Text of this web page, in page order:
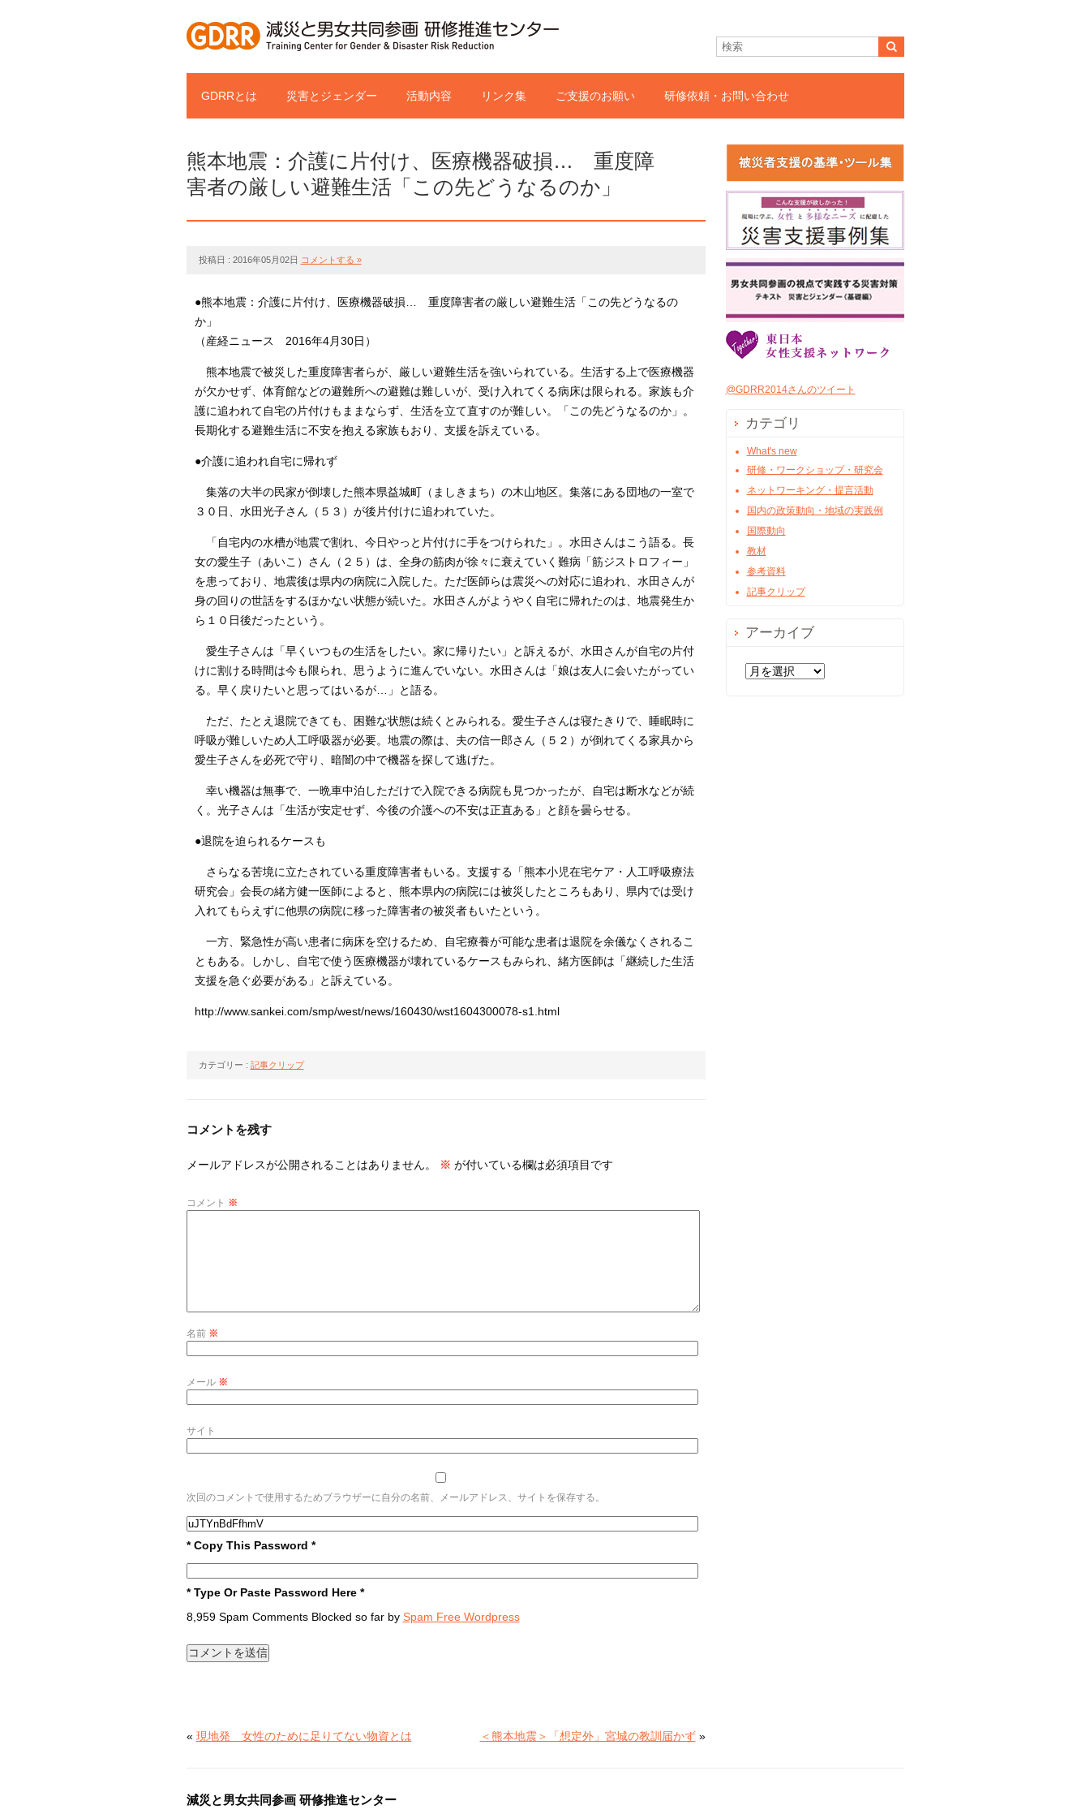
GDRRとは 災害とジェンダー 活動内容 リンク集 ご支援のお願い 研修依頼・お問い合わせ
熊本地震：介護に片付け、医療機器破損… 重度障
害者の厳しい避難生活「この先どうなるのか」
投稿日 : 2016年05月02日 コメントする »
●熊本地震：介護に片付け、医療機器破損… 重度障害者の厳しい避難生活「この先どうなるの
か」
（産経ニュース 2016年4月30日）
熊本地震で被災した重度障害者らが、厳しい避難生活を強いられている。生活する上で医療機器
が欠かせず、体育館などの避難所への避難は難しいが、受け入れてくる病床は限られる。家族も介
護に追われて自宅の片付けもままならず、生活を立て直すのが難しい。「この先どうなるのか」。
長期化する避難生活に不安を抱える家族もおり、支援を訴えている。
●介護に追われ自宅に帰れず
集落の大半の民家が倒壊した熊本県益城町（ましきまち）の木山地区。集落にある団地の一室で
３０日、水田光子さん（５３）が後片付けに追われていた。
「自宅内の水槽が地震で割れ、今日やっと片付けに手をつけられた」。水田さんはこう語る。長
女の愛生子（あいこ）さん（２５）は、全身の筋肉が徐々に衰えていく難病「筋ジストロフィー」
を患っており、地震後は県内の病院に入院した。ただ医師らは震災への対応に追われ、水田さんが
身の回りの世話をするほかない状態が続いた。水田さんがようやく自宅に帰れたのは、地震発生か
ら１０日後だったという。
愛生子さんは「早くいつもの生活をしたい。家に帰りたい」と訴えるが、水田さんが自宅の片付
けに割ける時間は今も限られ、思うように進んでいない。水田さんは「娘は友人に会いたがってい
る。早く戻りたいと思ってはいるが…」と語る。
ただ、たとえ退院できても、困難な状態は続くとみられる。愛生子さんは寝たきりで、睡眠時に
呼吸が難しいため人工呼吸器が必要。地震の際は、夫の信一郎さん（５２）が倒れてくる家具から
愛生子さんを必死で守り、暗闇の中で機器を探して逃げた。
幸い機器は無事で、一晩車中泊しただけで入院できる病院も見つかったが、自宅は断水などが続
く。光子さんは「生活が安定せず、今後の介護への不安は正直ある」と顔を曇らせる。
●退院を迫られるケースも
さらなる苦境に立たされている重度障害者もいる。支援する「熊本小児在宅ケア・人工呼吸療法
研究会」会長の緒方健一医師によると、熊本県内の病院には被災したところもあり、県内では受け
入れてもらえずに他県の病院に移った障害者の被災者もいたという。
一方、緊急性が高い患者に病床を空けるため、自宅療養が可能な患者は退院を余儀なくされるこ
ともある。しかし、自宅で使う医療機器が壊れているケースもみられ、緒方医師は「継続した生活
支援を急ぐ必要がある」と訴えている。
http://www.sankei.com/smp/west/news/160430/wst1604300078-s1.html
カテゴリー : 記事クリップ
コメントを残す
メールアドレスが公開されることはありません。 ※ が付いている欄は必須項目です
コメント ※
名前 ※
メール ※
サイト
次回のコメントで使用するためブラウザーに自分の名前、メールアドレス、サイトを保存する。
* Copy This Password *
* Type Or Paste Password Here *
8,959 Spam Comments Blocked so far by Spam Free Wordpress
« 現地発 女性のために足りてない物資とは ＜熊本地震＞「想定外」宮城の教訓届かず»
@GDRR2014さんのツイート
カテゴリ
What's new
研修・ワークショップ・研究会
ネットワーキング・提言活動
国内の政策動向・地域の実践例
国際動向
教材
参考資料
記事クリップ
アーカイブ
減災と男女共同参画 研修推進センター